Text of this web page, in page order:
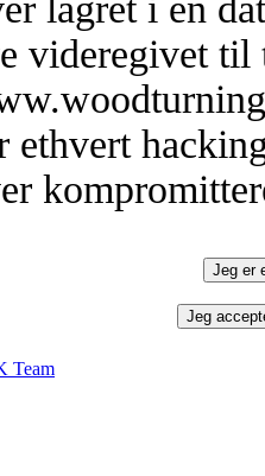
lagret i en
videregivet til
ethvert
Team